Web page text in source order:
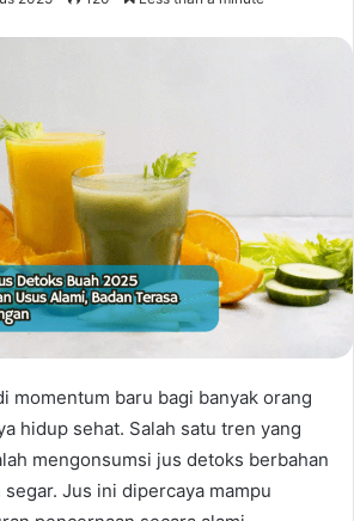
momentum baru bagi banyak orang
hidup sehat. Salah satu tren yang
mengonsumsi jus detoks berbahan
Jus ini dipercaya mampu